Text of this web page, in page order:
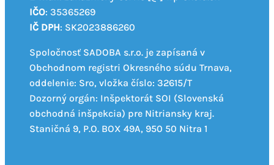
IČO: 35365269
IČ DPH: SK2023886260
Spoločnosť SADOBA s.r.o. je zapísaná v
Obchodnom registri Okresného súdu Trnava,
oddelenie: Sro, vložka číslo: 32615/T
Dozorný orgán: Inšpektorát SOI (Slovenská
obchodná inšpekcia) pre Nitriansky kraj.
Staničná 9, P.O. BOX 49A, 950 50 Nitra 1